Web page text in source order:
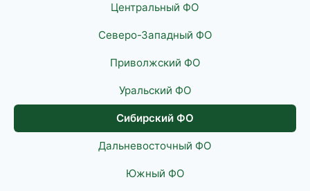
Центральный ФО
Северо-Западный ФО
Приволжский ФО
Уральский ФО
Сибирский ФО
Дальневосточный ФО
Южный ФО